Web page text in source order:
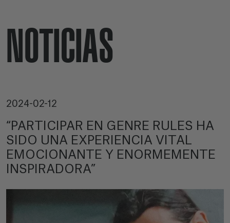
NOTICIAS
2024-02-12
“PARTICIPAR EN GENRE RULES HA
SIDO UNA EXPERIENCIA VITAL
EMOCIONANTE Y ENORMEMENTE
INSPIRADORA”